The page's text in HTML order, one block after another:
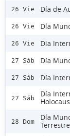
26 Vie Día de
26 Vie Día
26 Vie Dia
27 Sáb Día
27 Sáb Día
27 Sáb
Día
28 Dom
Día
Terrestre